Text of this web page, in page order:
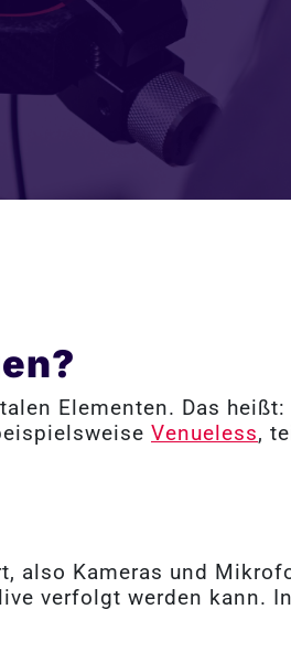
Elementen. Das
Venueless,
also Kameras und
verfolgt werden kann.